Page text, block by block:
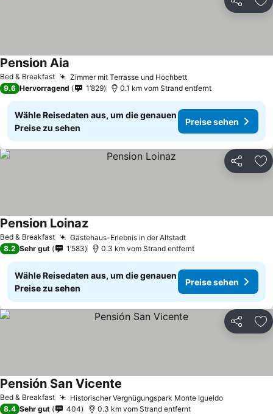
Teilen
Bed & Breakfast Zimmer mit Terrasse und HochbettPreise sehen
Pension Aia
9.6 Hervorragend 1’829 0.1 km vom Strand entfernt
Wähle Reisedaten aus, um die genauen
Preise zu sehen
Preise sehen
Teilen
Bed & Breakfast Gästehaus-Erlebnis in der AltstadtPreise sehen
Pension LoinazPreise sehen
8.2 Sehr gut 1’583 0.3 km vom Strand entfernt
Wähle Reisedaten aus, um die genauen
Preise zu sehen
Preise sehen
Teilen
Bed & Breakfast Historischer Vergnügungspark Monte IgueldoPreise
Pensión San Vicente
8.4 Sehr gut 404 0.3 km vom Strand entfernt